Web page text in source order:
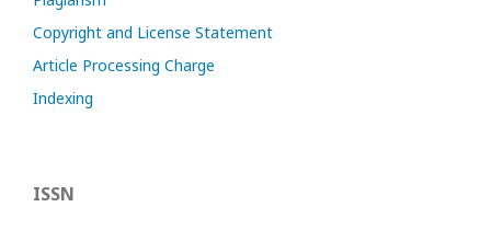
Copyright and License Statement
Article Processing Charge
Indexing
ISSN